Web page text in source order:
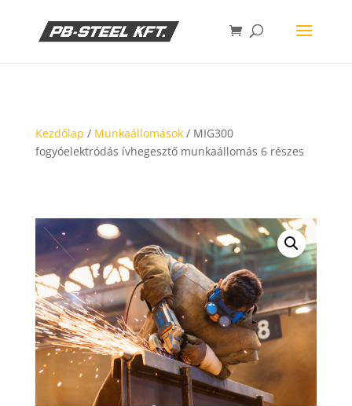
Kezdőlap / Munkaállomások/ MIG300
fogyóelektródás ívhegesztő munkaállomás 6 részes